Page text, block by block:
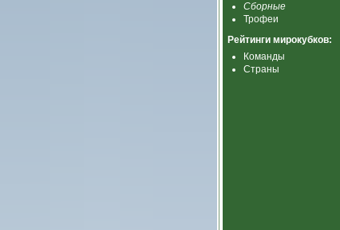
Сборные
Трофеи
Рейтинги мирокубков:
Команды
Страны